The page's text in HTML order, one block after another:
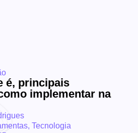
é, principais
implementar na
, Tecnologia